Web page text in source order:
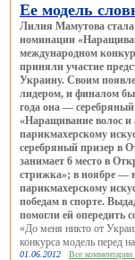
Ее модель
Лилия Мамутова
номинации
международном
приняли участие
Украину. Своим
лидером, и финалом
года она —
«Наращивание волос и
парикмахерскому
серебряный призер в
занимает 6 место в
стрижка»; в ноябре —
парикмахерскому
победам в спорте.
помогли ей опередить
«До меня никто от
конкурса модель перед
01.06.2012 Все